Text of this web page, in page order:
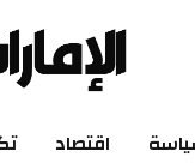
اقتصاد